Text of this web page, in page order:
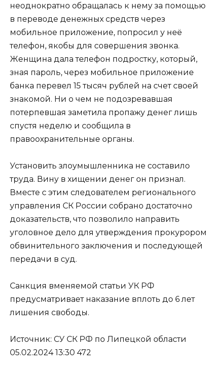
неоднократно обращалась к нему за помощью
в переводе денежных средств через
мобильное приложение, попросил у неё
телефон, якобы для совершения звонка.
Женщина дала телефон подростку, который,
зная пароль, через мобильное приложение
банка перевел 15 тысяч рублей на счет своей
знакомой. Ни о чем не подозревавшая
потерпевшая заметила пропажу денег лишь
спустя неделю и сообщила в
правоохранительные органы.
Установить злоумышленника не составило
труда. Вину в хищении денег он признал.
Вместе с этим следователем регионального
управления СК России собрано достаточно
доказательств, что позволило направить
уголовное дело для утверждения прокурором
обвинительного заключения и последующей
передачи в суд.
Санкция вменяемой статьи УК РФ
предусматривает наказание вплоть до 6 лет
лишения свободы.
Источник: СУ СК РФ по Липецкой области
05.02.2024 13:30 472